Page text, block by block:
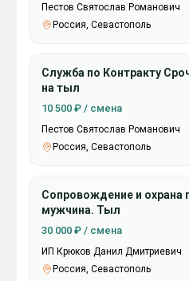
Пестов Святослав Романович
Россия, Севастополь
Служба по Контракту
на тыл
10 500 ₽ / смена
Пестов Святослав Романович
Россия, Севастополь
Сопровождение и охрана
мужчина. Тыл
30 000 ₽ / смена
ИП Крюков Данил Дмитриевич
Россия, Севастополь